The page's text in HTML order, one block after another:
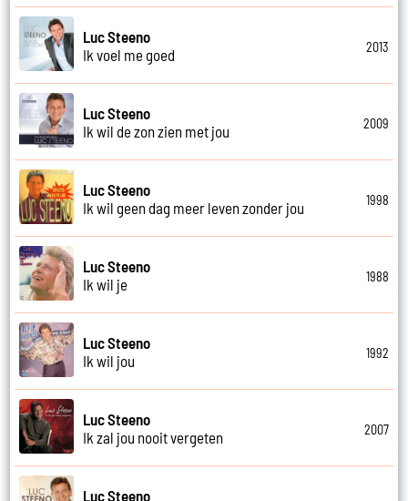
Luc Steeno
Ik voel me goed
2013
Luc Steeno
Ik wil de zon zien met jou
2009
Luc Steeno
Ik wil geen dag meer leven zonder jou
1998
Luc Steeno
Ik wil je
1988
Luc Steeno
Ik wil jou
1992
Luc Steeno
Ik zal jou nooit vergeten
2007
Luc Steeno